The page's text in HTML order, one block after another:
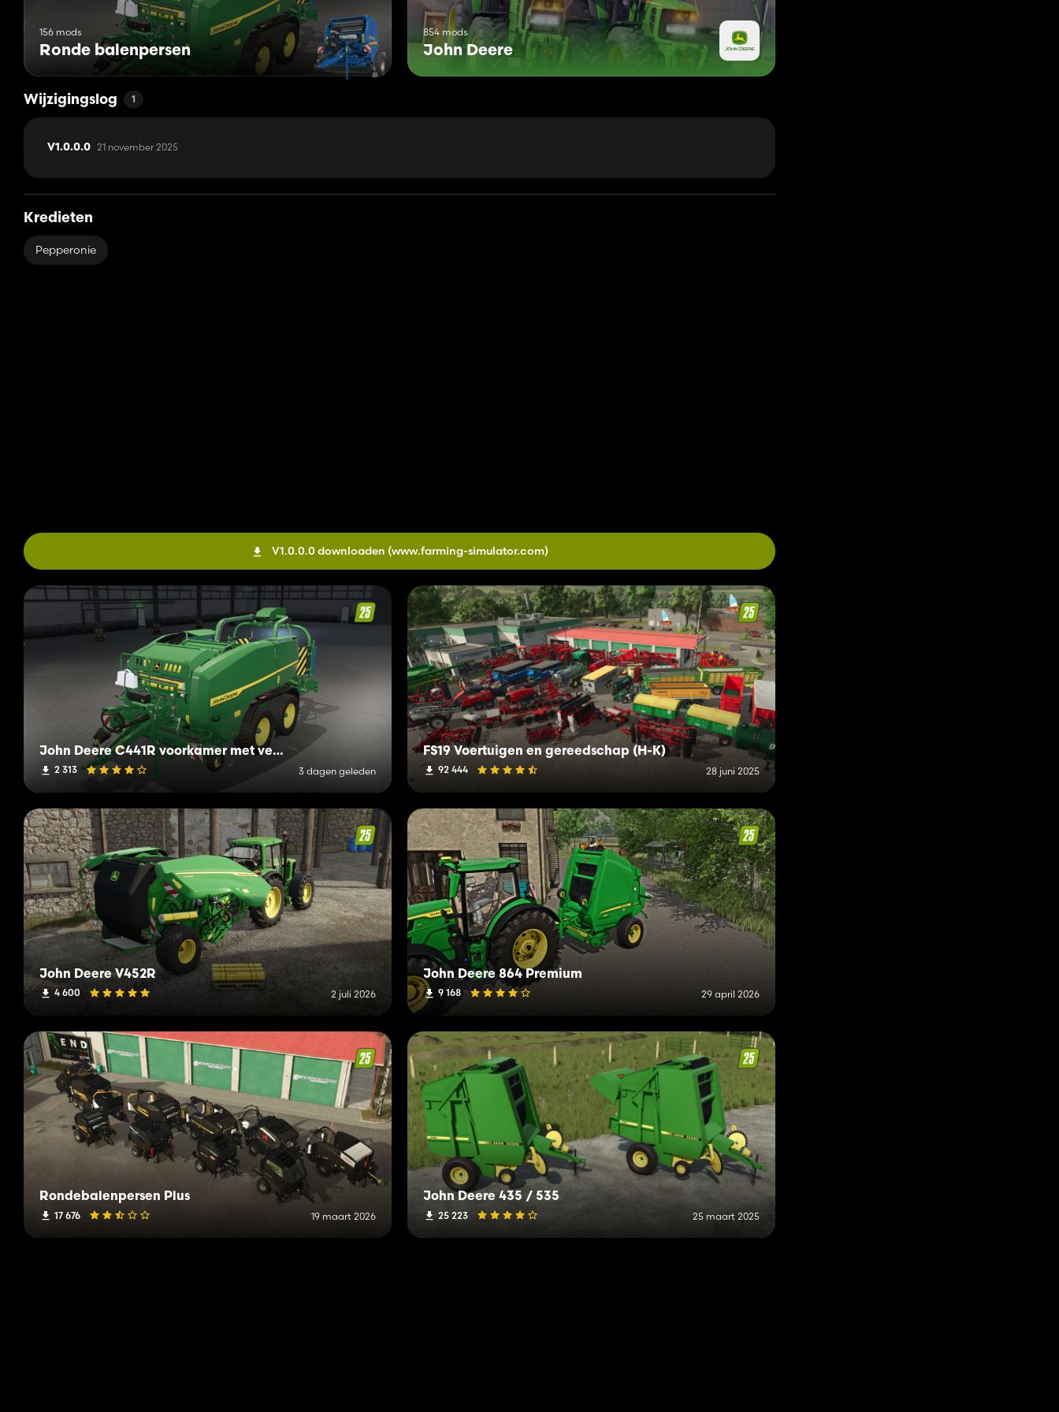
156 mods
Ronde balenpersen
854 mods
John Deere
Wijzigingslog 1
V1.0.0.0 21 november 2025
Kredieten
Pepperonie
V1.0.0.0 downloaden (www.farming-simulator.com)
John Deere C441R voorkamer met verpakking
2 313 3 dagen geleden
FS19 Voertuigen en gereedschap (H-K)
92 444 28 juni 2025
John Deere V452R
4 600 2 juli 2026
John Deere 864 Premium
9 168 29 april 2026
Rondebalenpersen Plus
17 676 19 maart 2026
John Deere 435 / 535
25 223 25 maart 2025